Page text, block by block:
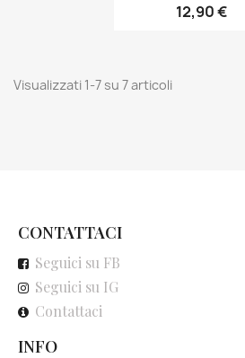
12,90 €
Visualizzati 1-7 su 7 articoli
CONTATTACI
Seguici su FB
Seguici su IG
Contattaci
INFO